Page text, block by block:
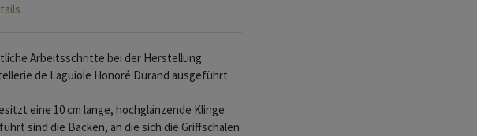
Arbeitsschritte bei der Herstellung
de Laguiole Honoré Durand ausgeführt.
eine 10 cm lange, hochglänzende Klinge
sind die Backen, an die sich die Griffschalen